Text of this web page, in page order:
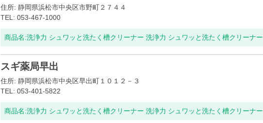
住所: 静岡県浜松市中央区市野町２７４４
TEL: 053-467-1000
商品名:洗浄力 シュワッと洗たく槽クリーナー 洗浄力 シュワッと洗たく槽クリーナー
スギ薬局早出
住所: 静岡県浜松市中央区早出町１０１２－３
TEL: 053-401-5822
商品名:洗浄力 シュワッと洗たく槽クリーナー 洗浄力 シュワッと洗たく槽クリーナー